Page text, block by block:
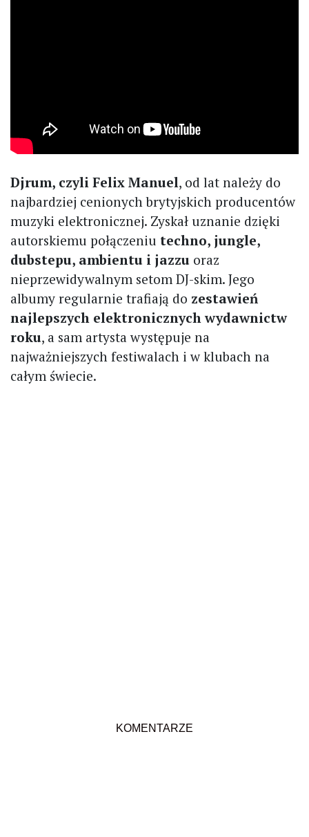
Djrum, czyli Felix Manuel, od lat należy do
najbardziej cenionych brytyjskich producentów
muzyki elektronicznej. Zyskał uznanie dzięki
autorskiemu połączeniu techno, jungle,
dubstepu, ambientu i jazzu oraz
nieprzewidywalnym setom DJ-skim. Jego
albumy regularnie trafiają do zestawień
najlepszych elektronicznych wydawnictw
roku, a sam artysta występuje na
najważniejszych festiwalach i w klubach na
całym świecie.
KOMENTARZE